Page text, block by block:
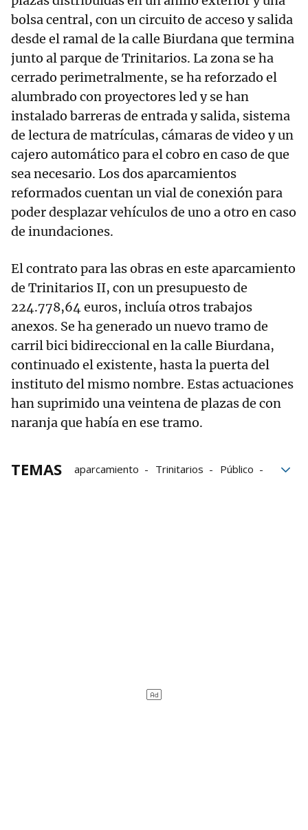
bolsa central, con un circuito de acceso y salida
desde el ramal de la calle Biurdana que termina
junto al parque de Trinitarios. La zona se ha
cerrado perimetralmente, se ha reforzado el
alumbrado con proyectores led y se han
instalado barreras de entrada y salida, sistema
de lectura de matrículas, cámaras de video y un
cajero automático para el cobro en caso de que
sea necesario. Los dos aparcamientos
reformados cuentan un vial de conexión para
poder desplazar vehículos de uno a otro en caso
de inundaciones.
El contrato para las obras en este aparcamiento
de Trinitarios II, con un presupuesto de
224.778,64 euros, incluía otros trabajos
anexos. Se ha generado un nuevo tramo de
carril bici bidireccional en la calle Biurdana,
continuado el existente, hasta la puerta del
instituto del mismo nombre. Estas actuaciones
han suprimido una veintena de plazas de con
naranja que había en ese tramo.
TEMAS aparcamiento Trinitarios
Público